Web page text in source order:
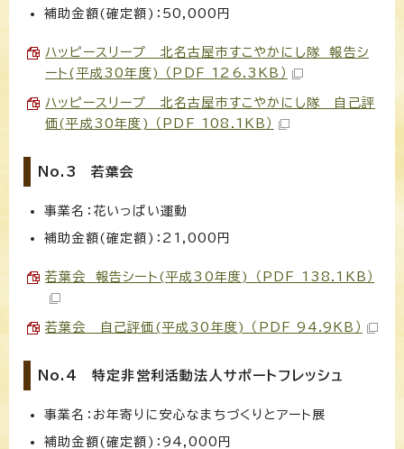
補助金額(確定額)：50,000円
ハッピースリープ 北名古屋市すこやかにし隊 報告シ
ート(平成30年度) （PDF 126.3KB）
ハッピースリープ 北名古屋市すこやかにし隊 自己評
価(平成30年度) （PDF 108.1KB）
No.3 若葉会
事業名：花いっぱい運動
補助金額(確定額)：21,000円
若葉会 報告シート(平成30年度) （PDF 138.1KB）
若葉会 自己評価(平成30年度) （PDF 94.9KB）
No.4 特定非営利活動法人サポートフレッシュ
事業名：お年寄りに安心なまちづくりとアート展
補助金額(確定額)：94,000円